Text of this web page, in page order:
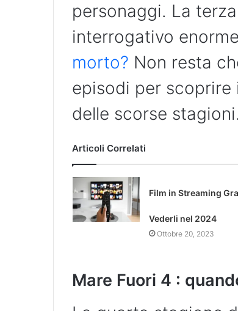
personaggi. La
interrogativo
morto? Non resta
episodi per
delle scorse stagioni.
Articoli Correlati
Film in Streaming
Vederli nel 2024
Ottobre 20, 2023
Mare Fuori 4 :